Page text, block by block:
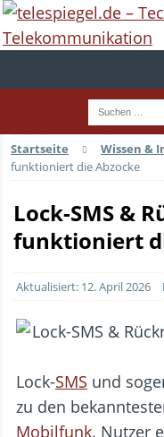
Startseite Wissen &
funktioniert die Abzocke
Lock-SMS &
funktioniert
Aktualisiert: 12. April 2026
Lock-SMS und
zu den
Mobilfunk. Nutzer